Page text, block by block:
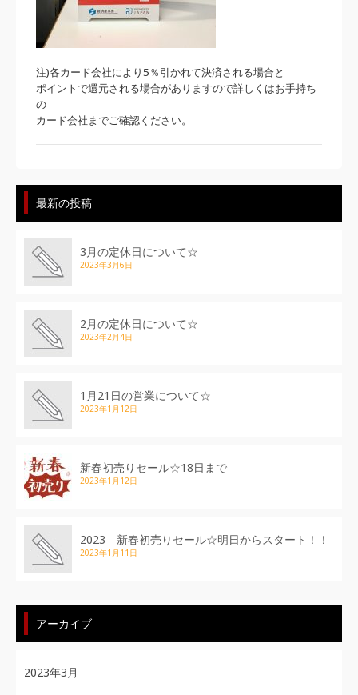
注)各カード会社により5％引かれて決済される場合と
ポイントで還元される場合がありますので詳しくはお手持ち
の
カード会社までご確認ください。
最新の投稿
3月の定休日について☆
2023年3月6日
2月の定休日について☆
2023年2月4日
1月21日の営業について☆
2023年1月12日
新春初売りセール☆18日まで
2023年1月12日
2023 新春初売りセール☆明日からスタート！！
2023年1月11日
アーカイブ
2023年3月